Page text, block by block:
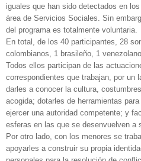
iguales que han sido detectados en
área de Servicios Sociales. Sin
del programa es totalmente voluntaria.
En total, de los 40 participantes, 28
colombianos, 1 brasileño, 1
Todos ellos participan de las
correspondientes que trabajan, por un
darles a conocer la cultura,
acogida; dotarles de herramientas
ejercer una autoridad competente; y
esferas en las que se desenvuelven a
Por otro lado, con los menores se
apoyarles a construir su propia